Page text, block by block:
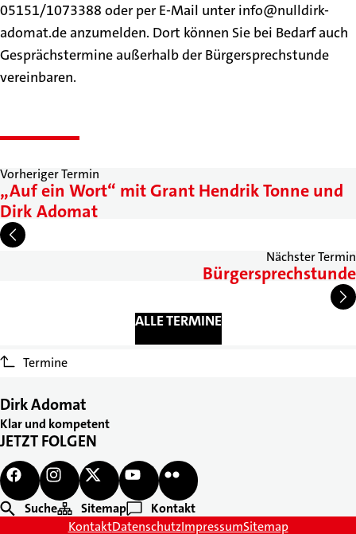
05151/1073388 oder per E-Mail unter info@nulldirk-
adomat.de anzumelden. Dort können Sie bei Bedarf auch
Gesprächstermine außerhalb der Bürgersprechstunde
vereinbaren.
Vorheriger Termin
„Auf ein Wort“ mit Grant Hendrik Tonne und
Dirk Adomat
Nächster Termin
Bürgersprechstunde
ALLE TERMINE
Termine
Dirk Adomat
Klar und kompetent
JETZT FOLGEN
Suche Sitemap
Kontakt
KontaktDatenschutzImpressumSitemap